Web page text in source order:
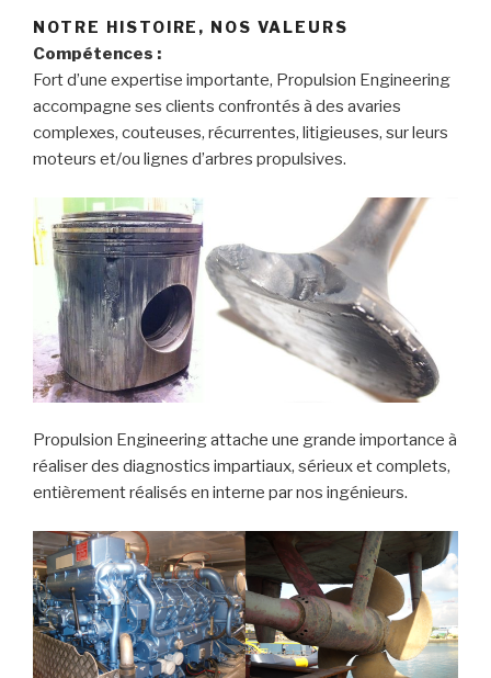
NOTRE HISTOIRE, NOS VALEURS
Compétences :
Fort d’une expertise importante, Propulsion Engineering
accompagne ses clients confrontés à des avaries
complexes, couteuses, récurrentes, litigieuses, sur leurs
moteurs et/ou lignes d’arbres propulsives.
Propulsion Engineering attache une grande importance à
réaliser des diagnostics impartiaux, sérieux et complets,
entièrement réalisés en interne par nos ingénieurs.